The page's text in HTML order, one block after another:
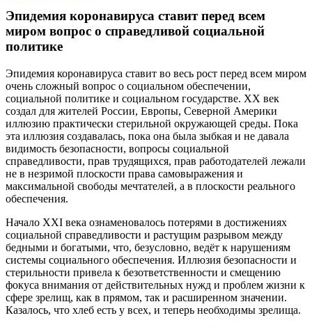
Эпидемия коронавируса ставит перед всем
миром вопрос о справедливой социальной
политике
Эпидемия коронавируса ставит во весь рост перед всем миром
очень сложный вопрос о социальном обеспечении,
социальной политике и социальном государстве. ХХ век
создал для жителей России, Европы, Северной Америки
иллюзию практически стерильной окружающей среды. Пока
эта иллюзия создавалась, пока она была зыбкая и не давала
видимость безопасности, вопросы социальной
справедливости, прав трудящихся, прав работодателей лежали
не в незримой плоскости права самовыражения и
максимальной свободы мечтателей, а в плоскости реального
обеспечения.
Начало ХХI века ознаменовалось потерями в достижениях
социальной справедливости и растущим разрывом между
бедными и богатыми, что, безусловно, ведёт к нарушениям
системы социального обеспечения. Иллюзия безопасности и
стерильности привела к безответственности и смещению
фокуса внимания от действительных нужд и проблем жизни к
сфере зрелищ, как в прямом, так и расширенном значении.
Казалось, что хлеб есть у всех, и теперь необходимы зрелища.